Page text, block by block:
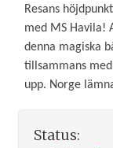
Resans
med MS Havila!
denna magiska
tillsammans
upp. Norge
Status: